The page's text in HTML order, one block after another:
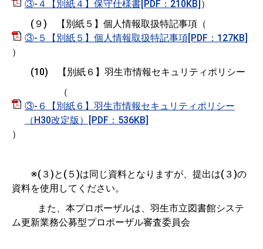
③-４【別紙４】保守仕様書[PDF：210KB] ）
(９) 【別紙５】個人情報取扱特記事項（
③-５【別紙５】個人情報取扱特記事項[PDF：127KB]
）
(10) 【別紙６】羽生市情報セキュリティポリシー
（
③-６【別紙６】羽生市情報セキュリティポリシー
（H30改定版）[PDF：536KB]
）
※(３)と(５)は同じ資料となりますが、提出は(３)の
資料を使用してください。
また、本プロポーザルは、羽生市立図書館システ
ム更新業務公募型プロポーザル審査委員会